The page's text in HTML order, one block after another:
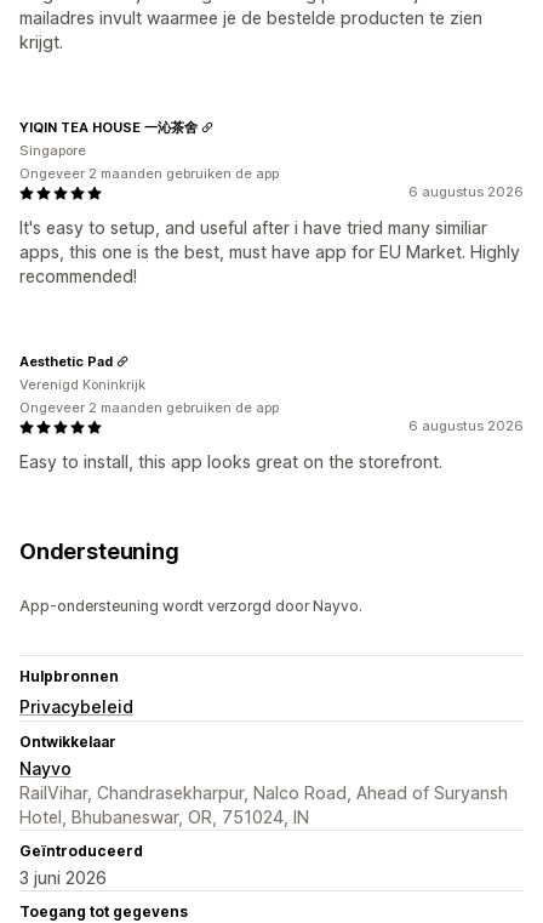
mailadres invult waarmee je de bestelde producten te zien
krijgt.
6 augustus 2026
It's easy to setup, and useful after i have tried many similiar
apps, this one is the best, must have app for EU Market. Highly
recommended!
YIQIN TEA HOUSE 一沁茶舍
Singapore
Ongeveer 2 maanden gebruiken de app
6 augustus 2026
Easy to install, this app looks great on the storefront.
Aesthetic Pad
Verenigd Koninkrijk
Ongeveer 2 maanden gebruiken de app
Ondersteuning
App-ondersteuning wordt verzorgd door Nayvo.
Hulpbronnen
Privacybeleid
Ontwikkelaar
Nayvo
RailVihar, Chandrasekharpur, Nalco Road, Ahead of Suryansh
Hotel, Bhubaneswar, OR, 751024, IN
Geïntroduceerd
3 juni 2026
Toegang tot gegevens